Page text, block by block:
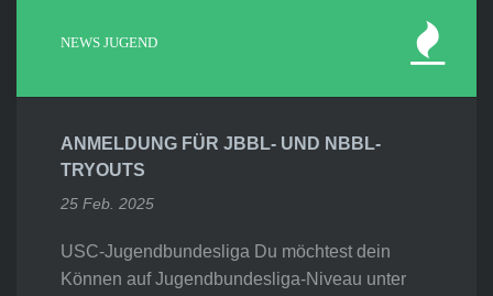
NEWS JUGEND
ANMELDUNG FÜR JBBL- UND NBBL-
TRYOUTS
25 Feb. 2025
USC-Jugendbundesliga Du möchtest dein
Können auf Jugendbundesliga-Niveau unter